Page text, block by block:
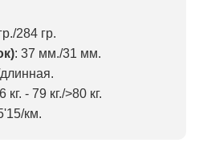
284 гр.
: 37 мм./31 мм.
кг. - 79 кг./>80 кг.
км.